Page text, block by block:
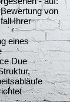
von
Ihrer
eines
Due